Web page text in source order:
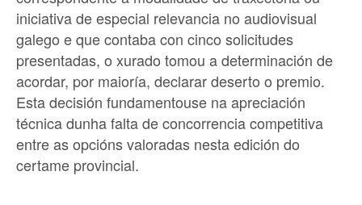
iniciativa de especial relevancia no audiovisual
galego e que contaba con cinco solicitudes
presentadas, o xurado tomou a determinación de
acordar, por maioría, declarar deserto o premio.
Esta decisión fundamentouse na apreciación
técnica dunha falta de concorrencia competitiva
entre as opcións valoradas nesta edición do
certame provincial.